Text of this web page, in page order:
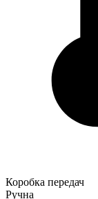
Коробка передач
Ручна